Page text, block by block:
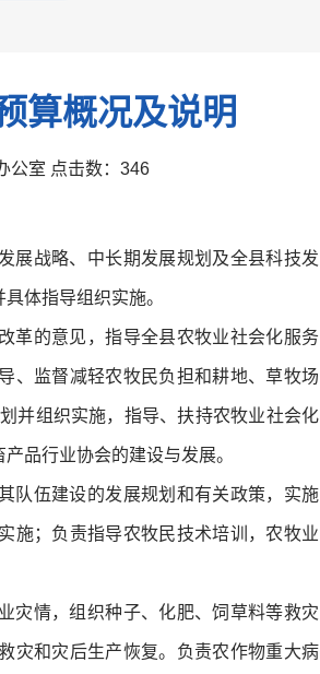
算概况及说明
室 点击数： 346
展战略、中长期发展规划及全县科技发
体指导组织实施。
革的意见，指导全县农牧业社会化服务
、监督减轻农牧民负担和耕地、草牧场
并组织实施，指导、扶持农牧业社会化
品行业协会的建设与发展。
队伍建设的发展规划和有关政策，实施
施；负责指导农牧民技术培训，农牧业
灾情，组织种子、化肥、饲草料等救灾
灾和灾后生产恢复。负责农作物重大病